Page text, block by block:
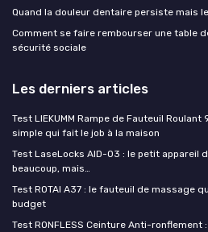
Quand la douleur dentaire persiste mais
Comment se faire rembourser une table
sécurité sociale
Les derniers articles
Test LIEKUMM Rampe de Fauteuil
simple qui fait le job à la maison
Test LaseLocks AID-03 : le petit appareil
beaucoup, mais…
Test ROTAI A37 : le fauteuil de massage
budget
Test RONFLESS Ceinture Anti-ronflement